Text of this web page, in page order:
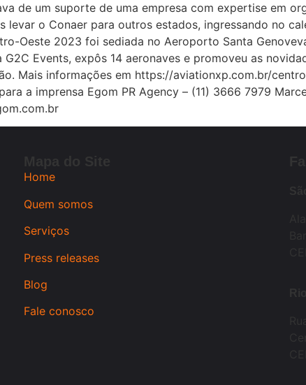
de um suporte de uma empresa com expertise em
o Conaer para outros estados, ingressando no
Oeste 2023 foi sediada no Aeroporto Santa
Events, expôs 14 aeronaves e promoveu as
Mais informações em https://aviationxp.com.br/
a imprensa Egom PR Agency – (11) 3666 7979
Home
Quem somos
Serviços
Press releases
Blog
Fale conosco